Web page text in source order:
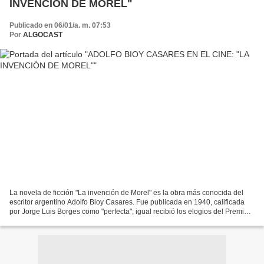
INVENCIÓN DE MOREL"
Publicado en 06/01/a. m. 07:53
Por ALGOCAST
La novela de ficción "La invención de Morel" es la obra más conocida del
escritor argentino Adolfo Bioy Casares. Fue publicada en 1940, calificada
por Jorge Luis Borges como "perfecta"; igual recibió los elogios del Premio